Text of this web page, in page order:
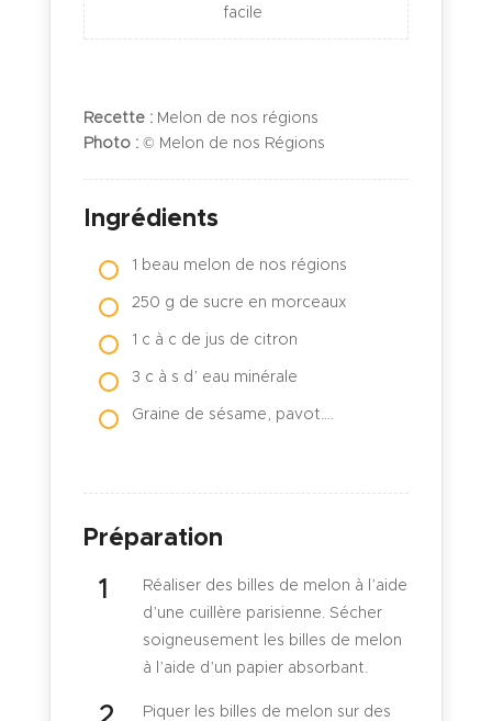
facile
Recette :Melon de nos régions
Photo : © Melon de nos Régions
Ingrédients
1 beau melon de nos régions
250 g de sucre en morceaux
1 c à c de jus de citron
3 c à s d’ eau minérale
Graine de sésame, pavot….
Préparation
Réaliser des billes de melon à l’aide
d’une cuillère parisienne. Sécher
soigneusement les billes de melon
à l’aide d’un papier absorbant.
Piquer les billes de melon sur des